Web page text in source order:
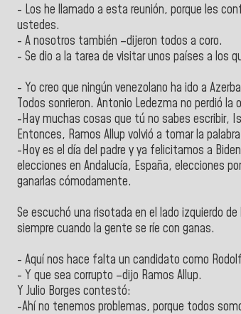
- Los he llamado a esta reunión, porque les
ustedes.
- A nosotros también –dijeron todos a coro.
- Se dio a la tarea de visitar unos países a los
- Yo creo que ningún venezolano ha ido a
Todos sonrieron. Antonio Ledezma no perdió la
-Hay muchas cosas que tú no sabes escribir,
Entonces, Ramos Allup volvió a tomar la
-Hoy es el día del padre y ya felicitamos a
elecciones en Andalucía, España, elecciones
ganarlas cómodamente.
Se escuchó una risotada en el lado izquierdo
siempre cuando la gente se ríe con ganas.
- Aquí nos hace falta un candidato como
- Y que sea corrupto –dijo Ramos Allup.
Y Julio Borges contestó:
-Ahí no tenemos problemas, porque todos